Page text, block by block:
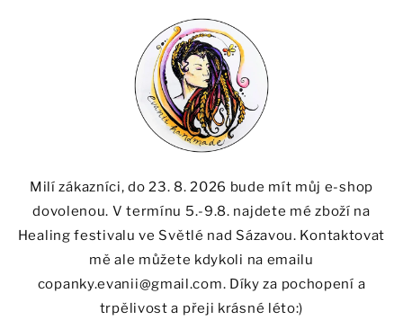
Milí zákazníci, do 23. 8. 2026 bude mít můj e-shop
dovolenou. V termínu 5.-9.8. najdete mé zboží na
Healing festivalu ve Světlé nad Sázavou. Kontaktovat
mě ale můžete kdykoli na emailu
copanky.evanii@gmail.com. Díky za pochopení a
trpělivost a přeji krásné léto:)